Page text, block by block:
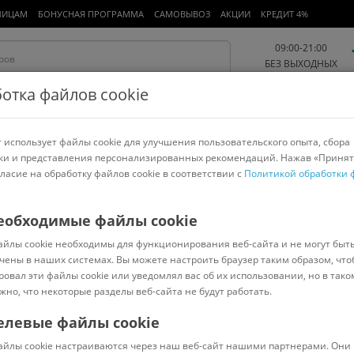
БОНУСНАЯ ПРОГРАММА САМОВЫВОЗ АКЦИИ КРЕДИТ 4%
09:00-21:00
БЕЗ ВЫХОДНЫХ
Работа и офис Авто и мото Детям и мамам Красота и
спорт
> Versaco
13
файлов cookie
файлы cookie для улучшения пользовательского опыта, сбора
и представления персонализированных рекомендаций. Нажав
на обработку файлов cookie в соответствии с Политикой обработки
файлы cookie
cookie необходимы для функционирования веб-сайта и не могут
в наших системах. Вы можете настроить браузер таким образом,
эти файлы cookie или уведомлял вас об их использовании, но в
что некоторые разделы веб-сайта не будут работать.
файлы cookie
cookie настраиваются через наш веб-сайт нашими партнерами. Они